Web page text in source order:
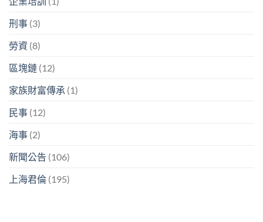
刑事 (3)
勞資 (8)
區塊鏈 (12)
家族財富傳承 (1)
民事 (12)
海事 (2)
新聞公告 (106)
上海君倫 (195)